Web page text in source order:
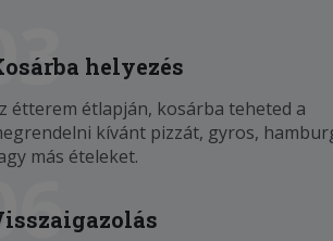
helyezés
étterem étlapján, kosárba teheted a
kívánt pizzát, gyros,
más ételeket.